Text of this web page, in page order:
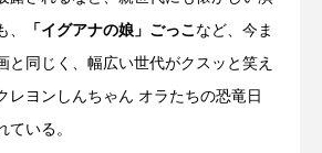
、 「イグアナの娘」ごっこ など、今ま
と同じく、幅広い世代がクスッと笑え
レヨンしんちゃん オラたちの恐竜日
ている。